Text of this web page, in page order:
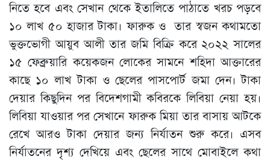
নিতে হবে এবং সেখান থেকে ইতালিতে পাঠাতে খরচ পড়বে
১০ লাখ ৫০ হাজার টাকা। ফারুক ও তার স্বজন কথামতো
ভুক্তভোগী আয়ুব আলী তার জমি বিক্রি করে ২০২২ সালের
১৫ ফেব্রুয়ারি কয়েকজন লোকের সামনে শহিদা আক্তারের
কাছে ১০ লাখ টাকা ও ছেলের পাসপোর্ট জমা দেন। টাকা
দেয়ার কিছুদিন পর বিদেশগামী কবিরকে লিবিয়া নেয়া হয়।
লিবিয়া যাওয়ার পর সেখানে ফারুক মিয়া তার বাসায় আটকে
রেখে আরও টাকা দেয়ার জন্য নির্যাতন শুরু করে। এসব
নির্যাতনের দৃশ্য দেখিয়ে এবং ছেলের সাথে মোবাইলে কথা